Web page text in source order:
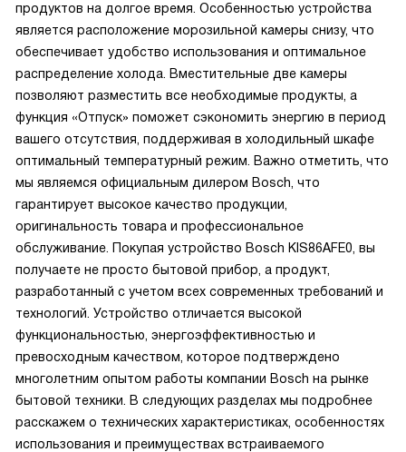
продуктов на долгое время. Особенностью устройства
является расположение морозильной камеры снизу, что
обеспечивает удобство использования и оптимальное
распределение холода. Вместительные две камеры
позволяют разместить все необходимые продукты, а
функция «Отпуск» поможет сэкономить энергию в период
вашего отсутствия, поддерживая в холодильный шкафе
оптимальный температурный режим. Важно отметить, что
мы являемся официальным дилером Bosch, что
гарантирует высокое качество продукции,
оригинальность товара и профессиональное
обслуживание. Покупая устройство Bosch KIS86AFE0, вы
получаете не просто бытовой прибор, а продукт,
разработанный с учетом всех современных требований и
технологий. Устройство отличается высокой
функциональностью, энергоэффективностью и
превосходным качеством, которое подтверждено
многолетним опытом работы компании Bosch на рынке
бытовой техники. В следующих разделах мы подробнее
расскажем о технических характеристиках, особенностях
использования и преимуществах встраиваемого